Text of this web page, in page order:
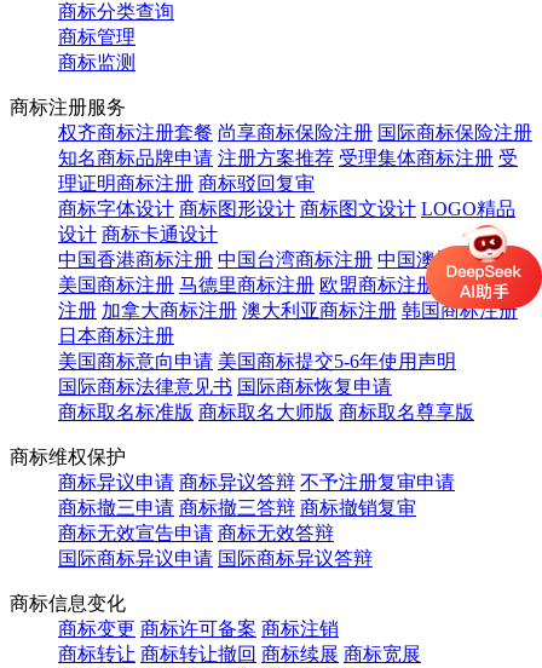
商标分类查询
商标管理
商标监测
商标注册服务
权齐商标注册套餐 尚享商标保险注册 国际商标保险注册
知名商标品牌申请 注册方案推荐 受理集体商标注册 受
理证明商标注册 商标驳回复审
商标字体设计 商标图形设计 商标图文设计 LOGO精品
设计 商标卡通设计
中国香港商标注册 中国台湾商标注册 中国澳门商标注册
美国商标注册 马德里商标注册 欧盟商标注册
英国商标
注册 加拿大商标注册 澳大利亚商标注册 韩国商标注册
日本商标注册
美国商标意向申请 美国商标提交5-6年使用声明
国际商标法律意见书 国际商标恢复申请
商标取名标准版 商标取名大师版 商标取名尊享版
商标维权保护
商标异议申请 商标异议答辩 不予注册复审申请
商标撤三申请 商标撤三答辩 商标撤销复审
商标无效宣告申请 商标无效答辩
国际商标异议申请 国际商标异议答辩
商标信息变化
商标变更 商标许可备案 商标注销
商标转让 商标转让撤回 商标续展 商标宽展